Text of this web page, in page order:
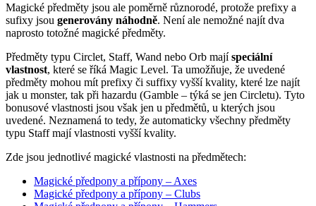
Magické předměty jsou ale poměrně různorodé, protože prefixy a
sufixy jsou generovány náhodně. Není ale nemožné najít dva
naprosto totožné magické předměty.
Předměty typu Circlet, Staff, Wand nebo Orb majíspeciální
vlastnost, které se říká Magic Level. Ta umožňuje, že uvedené
předměty mohou mít prefixy či suffixy vyšší kvality, které lze najít
jak u monster, tak při hazardu (Gamble – týká se jen Circletu). Tyto
bonusové vlastnosti jsou však jen u předmětů, u kterých jsou
uvedené. Neznamená to tedy, že automaticky všechny předměty
typu Staff mají vlastnosti vyšší kvality.
Zde jsou jednotlivé magické vlastnosti na předmětech:
Magické předpony a přípony – Axes
Magické předpony a přípony – Clubs